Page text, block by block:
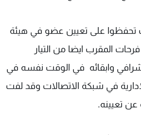
تحفظوا على تعيين عضو في هيئة
المقرب ايضا من التيار
وابقائه في الوقت نفسه في
في شبكة الاتصالات وقد لفت
عن تعيينه.